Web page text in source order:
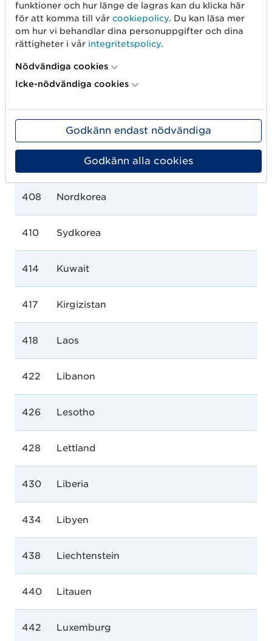
388 Jamaica
398 Kazakstan
Jordanien
Kenya
408 Nordkorea
410 Sydkorea
414 Kuwait
417 Kirgizistan
418 Laos
422 Libanon
426 Lesotho
428 Lettland
430 Liberia
434 Libyen
438 Liechtenstein
440 Litauen
442 Luxemburg
funktioner och hur länge de lagras kan du klicka här
för att komma till vår cookiepolicy. Du kan läsa mer
om hur vi behandlar dina personuppgifter och dina
rättigheter i vår integritetspolicy.
Nödvändiga cookies
Icke-nödvändiga cookies
Godkänn endast nödvändiga
Godkänn alla cookies